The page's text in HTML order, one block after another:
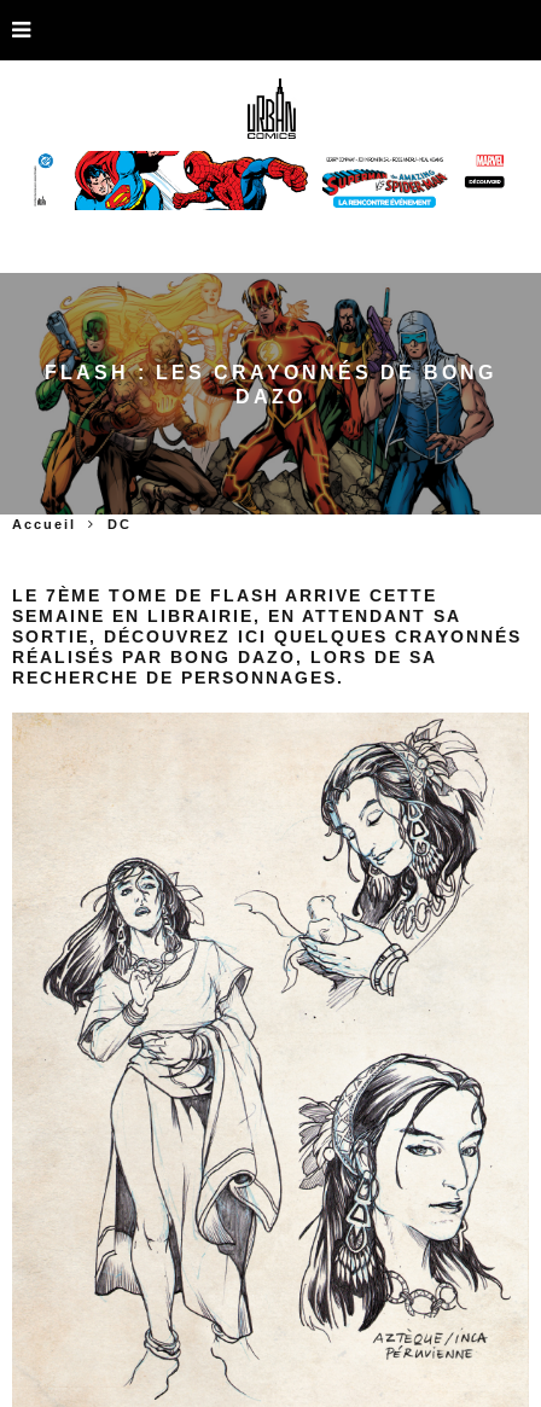
FLASH : LES CRAYONNÉS DE BONG
DAZO
Accueil DC
LE 7ÈME TOME DE FLASH ARRIVE CETTE
SEMAINE EN LIBRAIRIE, EN ATTENDANT SA
SORTIE, DÉCOUVREZ ICI QUELQUES CRAYONNÉS
RÉALISÉS PAR BONG DAZO, LORS DE SA
RECHERCHE DE PERSONNAGES.